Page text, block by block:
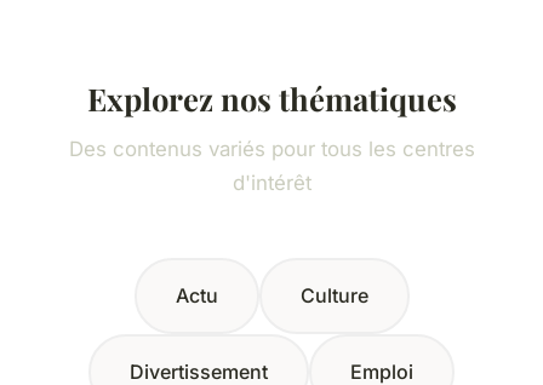
Explorez nos thématiques
Des contenus variés pour tous les centres
d'intérêt
Actu Culture
Divertissement Emploi